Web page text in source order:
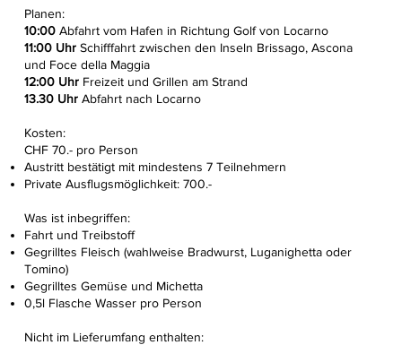
Planen:
10:00 Abfahrt vom Hafen in Richtung Golf von Locarno
11:00 Uhr Schifffahrt zwischen den Inseln Brissago, Ascona
und Foce della Maggia
12:00 Uhr Freizeit und Grillen am Strand
13.30 Uhr Abfahrt nach Locarno
Kosten:
CHF 70.- pro Person
Austritt bestätigt mit mindestens 7 Teilnehmern
Private Ausflugsmöglichkeit: 700.-
Was ist inbegriffen:
Fahrt und Treibstoff
Gegrilltes Fleisch (wahlweise Bradwurst, Luganighetta oder
Tomino)
Gegrilltes Gemüse und Michetta
0,5l Flasche Wasser pro Person
Nicht im Lieferumfang enthalten: